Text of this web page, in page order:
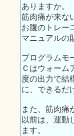
ありますか。
筋肉痛が来な
お腹のトレー
マニュアルの
プログラムモ
Ｃはウォーム
度の出力で結
に、できるだ
また、筋肉痛
以前は、運動
ます。